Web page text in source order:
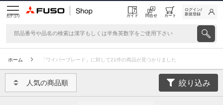
カテゴリ ガイド 問合せ カート
ログイン/
新規登録
ホーム 「ワイパーブレード」に対して21件の商品が見つかりました
人気の商品順 絞り込み